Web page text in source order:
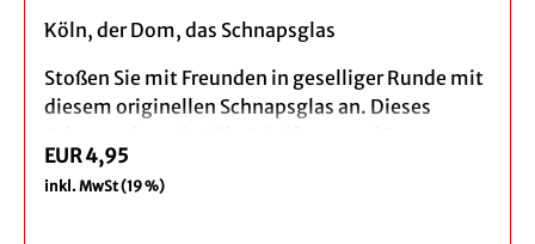
Köln, der Dom, das Schnapsglas
Stoßen Sie mit Freunden in geselliger Runde mit
diesem originellen Schnapsglas an. Dieses
Aufdruck gehört in jedes Glasregal.
EUR 4,95
inkl. MwSt (19 %)